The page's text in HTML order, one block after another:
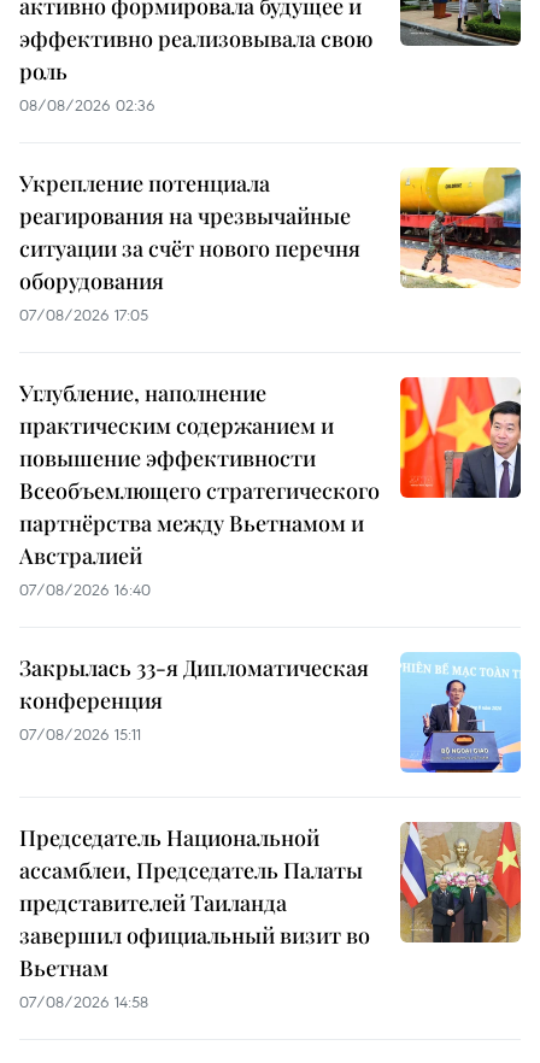
активно формировала будущее и
эффективно реализовывала свою
роль
08/08/2026 02:36
Укрепление потенциала
реагирования на чрезвычайные
ситуации за счёт нового перечня
оборудования
07/08/2026 17:05
Углубление, наполнение
практическим содержанием и
повышение эффективности
Всеобъемлющего стратегического
партнёрства между Вьетнамом и
Австралией
07/08/2026 16:40
Закрылась 33-я Дипломатическая
конференция
07/08/2026 15:11
Председатель Национальной
ассамблеи, Председатель Палаты
представителей Таиланда
завершил официальный визит во
Вьетнам
07/08/2026 14:58